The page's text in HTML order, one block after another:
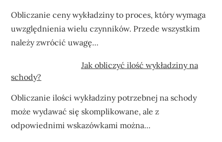
Obliczanie ceny wykładziny to proces, który wymaga
uwzględnienia wielu czynników. Przede wszystkim
należy zwrócić uwagę…
Jak obliczyć ilość wykładziny na
schody?
Obliczanie ilości wykładziny potrzebnej na schody
może wydawać się skomplikowane, ale z
odpowiednimi wskazówkami można…